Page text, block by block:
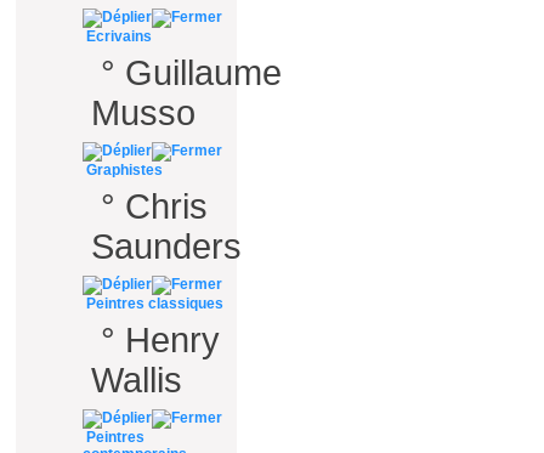
Ecrivains
° Guillaume
Musso
Graphistes
° Chris
Saunders
Peintres classiques
° Henry
Wallis
Peintres